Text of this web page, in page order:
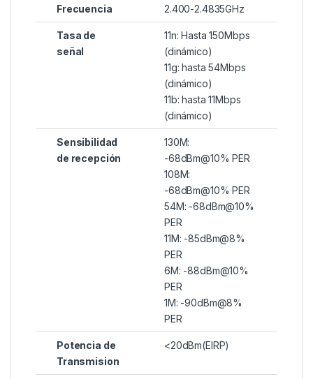
Frecuencia 2.400-2.4835GHz
Tasa de
señal
11n: Hasta 150Mbps
(dinámico)
11g: hasta 54Mbps
(dinámico)
11b: hasta 11Mbps
(dinámico)
Sensibilidad
de recepción
130M:
-68dBm@10% PER
108M:
-68dBm@10% PER
54M: -68dBm@10%
PER
11M: -85dBm@8%
PER
6M: -88dBm@10%
PER
1M: -90dBm@8%
PER
Potencia de
Transmision
<20dBm(EIRP)